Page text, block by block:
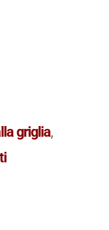
griglia,